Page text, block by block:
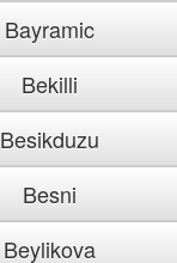
Bayramic
Bekilli
Besikduzu
Besni
Beylikova